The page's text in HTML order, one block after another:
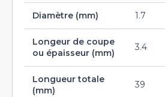
Diamètre (mm) 1.7
Longeur de coupe
ou épaisseur (mm)
3.4
Longueur totale
(mm)
39